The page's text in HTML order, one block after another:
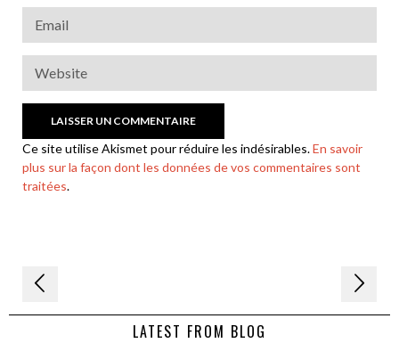
Ce site utilise Akismet pour réduire les indésirables.En savoir
plus sur la façon dont les données de vos commentaires sont
traitées.
Navigation
de LATEST FROM BLOG